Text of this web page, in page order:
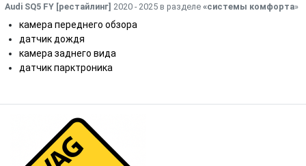
Audi SQ5 FY [рестайлинг] 2020 - 2025 в разделе «системы комфорта»
камера переднего обзора
датчик дождя
камера заднего вида
датчик парктроника